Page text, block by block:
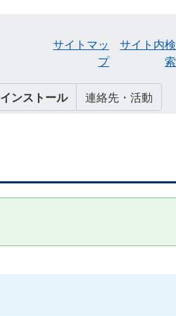
サイトマッ
プ
サイト内検
索
インストール 連絡先・活動